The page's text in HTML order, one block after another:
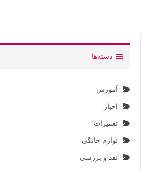
دسته‌ها
آموزش
اخبار
تعمیرات
لوارم خانگی
نقد و بررسی